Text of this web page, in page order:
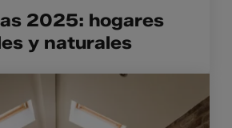
2025: hogares
y naturales